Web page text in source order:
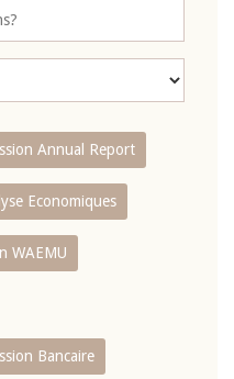
Annual Report
Economiques
WAEMU
Bancaire